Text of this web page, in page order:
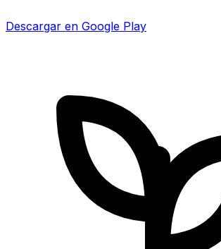
Descargar en Google Play